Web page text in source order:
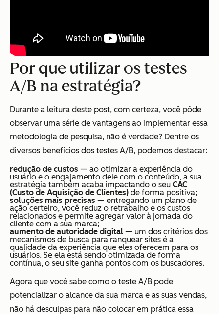
Por que utilizar os testes
A/B na estratégia?
Durante a leitura deste post, com certeza, você pôde
observar uma série de vantagens ao implementar essa
metodologia de pesquisa, não é verdade? Dentre os
diversos benefícios dos testes A/B, podemos destacar:
redução de custos — ao otimizar a experiência do
usuário e o engajamento dele com o conteúdo, a sua
estratégia também acaba impactando o seu CAC
(Custo de Aquisição de Clientes) de forma positiva;
soluções mais precisas — entregando um plano de
ação certeiro, você reduz o retrabalho e os custos
relacionados e permite agregar valor à jornada do
cliente com a sua marca;
aumento de autoridade digital — um dos critérios dos
mecanismos de busca para ranquear sites é a
qualidade da experiência que eles oferecem para os
usuários. Se ela está sendo otimizada de forma
contínua, o seu site ganha pontos com os buscadores.
Agora que você sabe como o teste A/B pode
potencializar o alcance da sua marca e as suas vendas,
não há desculpas para não colocar em prática essa